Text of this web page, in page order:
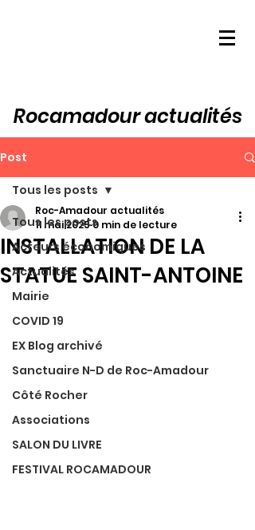
Rocamadour actualités
Post
Tous les posts
Acteurs économiques
Actualités
Mairie
COVID 19
EX Blog archivé
Sanctuaire N-D de Roc-Amadour
Côté Rocher
Associations
SALON DU LIVRE
FESTIVAL ROCAMADOUR
Tous les posts
INSTALLATION DE LA
STATUE SAINT-ANTOINE
Roc-Amadour actualités
11 mai 20250 min de lecture